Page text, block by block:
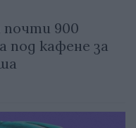
почти 900
под кафене за